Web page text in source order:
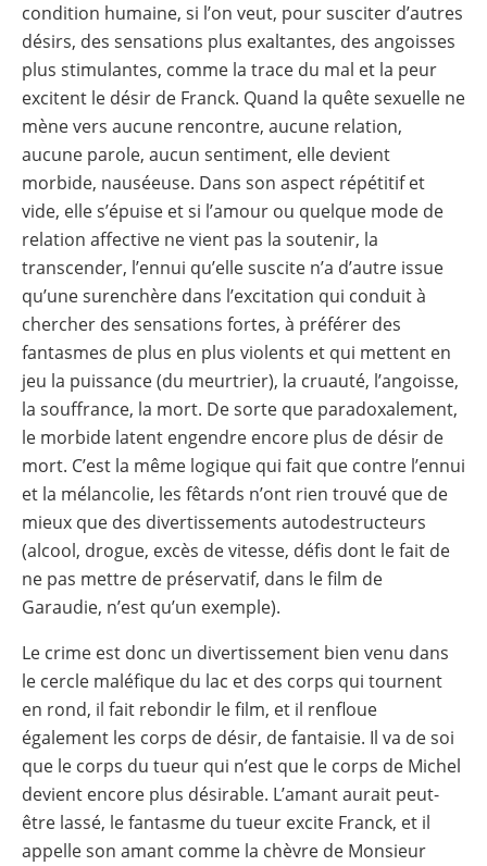
condition humaine, si l’on veut, pour susciter d’autres
désirs, des sensations plus exaltantes, des angoisses
plus stimulantes, comme la trace du mal et la peur
excitent le désir de Franck. Quand la quête sexuelle ne
mène vers aucune rencontre, aucune relation,
aucune parole, aucun sentiment, elle devient
morbide, nauséeuse. Dans son aspect répétitif et
vide, elle s’épuise et si l’amour ou quelque mode de
relation affective ne vient pas la soutenir, la
transcender, l’ennui qu’elle suscite n’a d’autre issue
qu’une surenchère dans l’excitation qui conduit à
chercher des sensations fortes, à préférer des
fantasmes de plus en plus violents et qui mettent en
jeu la puissance (du meurtrier), la cruauté, l’angoisse,
la souffrance, la mort. De sorte que paradoxalement,
le morbide latent engendre encore plus de désir de
mort. C’est la même logique qui fait que contre l’ennui
et la mélancolie, les fêtards n’ont rien trouvé que de
mieux que des divertissements autodestructeurs
(alcool, drogue, excès de vitesse, défis dont le fait de
ne pas mettre de préservatif, dans le film de
Garaudie, n’est qu’un exemple).
Le crime est donc un divertissement bien venu dans
le cercle maléfique du lac et des corps qui tournent
en rond, il fait rebondir le film, et il renfloue
également les corps de désir, de fantaisie. Il va de soi
que le corps du tueur qui n’est que le corps de Michel
devient encore plus désirable. L’amant aurait peut-
être lassé, le fantasme du tueur excite Franck, et il
appelle son amant comme la chèvre de Monsieur